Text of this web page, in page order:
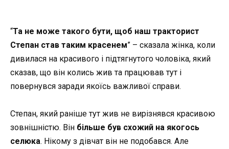
“Та не може такого бути, щоб наш тракторист
Степан став таким красенем” – сказала жінка, коли
дивилася на красивого і підтягнутого чоловіка, який
сказав, що він колись жив та працював тут і
повернувся заради якоїсь важливої справи.
Степан, який раніше тут жив не вирізнявся красивою
зовнішністю. Він більше був схожий на якогось
селюка. Нікому з дівчат він не подобався. Але